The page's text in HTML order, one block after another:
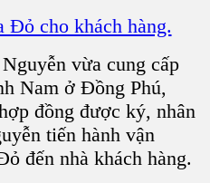
vừa cung cấp
Nam ở Đồng Phú,
đồng được ký, nhân
tiến hành vận
đến nhà khách hàng.